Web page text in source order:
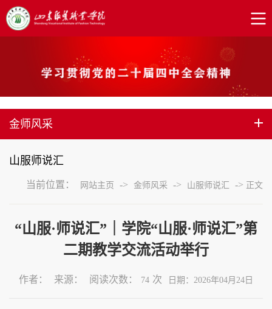
金师风采
山服师说汇
当前位置： 网站主页 -> 金师风采 -> 山服师说汇 -> 正文
“山服·师说汇”｜学院“山服·师说汇”第
二期教学交流活动举行
作者： 来源： 阅读次数： 74 次 日期：2026年04月24日